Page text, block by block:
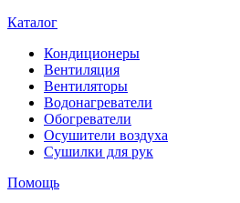
Каталог
Кондиционеры
Вентиляция
Вентиляторы
Водонагреватели
Обогреватели
Осушители воздуха
Сушилки для рук
Помощь